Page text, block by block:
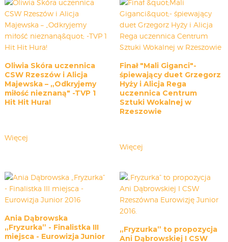
Oliwia Skóra uczennica
CSW Rzeszów i Alicja
Majewska – „Odkryjemy
miłość nieznaną" -TVP 1
Hit Hit Hura!
Więcej
Finał "Mali Giganci"-
śpiewający duet Grzegorz
Hyży i Alicja Rega
uczennica Centrum
Sztuki Wokalnej w
Rzeszowie
Więcej
Ania Dąbrowska
„Fryzurka” - Finalistka III
miejsca - Eurowizja Junior
„Fryzurka” to propozycja
Ani Dąbrowskiej I CSW